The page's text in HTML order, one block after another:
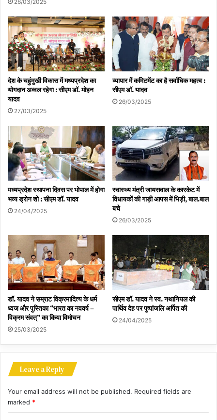
26/03/2025
देश के चहुंमुखी विकास में मध्यप्रदेश का
योगदान अव्वल रहेगा : सीएम डॉ. मोहन
यादव
27/03/2025
व्यापार में कमिटमेंट का है सर्वाधिक महत्व :
सीएम डॉ. यादव
26/03/2025
मध्यप्रदेश स्थापना दिवस पर भोपाल में होगा
भव्य ड्रोन शो : सीएम डॉ. यादव
24/04/2025
स्वास्थ्य मंत्री जायसवाल के कारकेट में
विधायकों की गाड़ी आपस में भिड़ी, बाल.बाल
बचे
26/03/2025
डॉ. यादव ने सम्राट विक्रमादित्य के धर्म
ध्वज और पुस्तिका “भारत का नववर्ष –
विक्रम संवत्” का किया विमोचन
25/03/2025
सीएम डॉ. यादव ने स्व. नथानियल की
पार्थिव देह पर पुष्पांजलि अर्पित की
24/04/2025
Leave a Reply
Your email address will not be published. Required fields are
marked *